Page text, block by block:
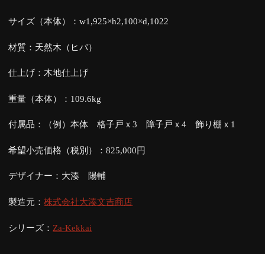
サイズ（本体）：w1,925×h2,100×d,1022
材質：天然木（ヒバ）
仕上げ：木地仕上げ
重量（本体）：109.6kg
付属品：（例）本体 格子戸ｘ3 障子戸ｘ4 飾り棚ｘ1
希望小売価格（税別）：825,000円
デザイナー：大湊 陽輔
製造元：株式会社大湊文吉商店
シリーズ： Za-Kekkai